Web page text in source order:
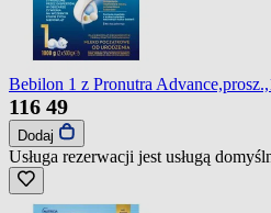
Bebilon 1 z Pronutra
116 49
Dodaj
Usługa rezerwacji jest usługą